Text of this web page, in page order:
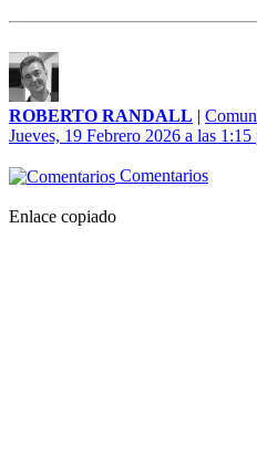
ROBERTO RANDALL |
Jueves, 19 Febrero 2026 a las 1:15
Comentarios
Enlace copiado